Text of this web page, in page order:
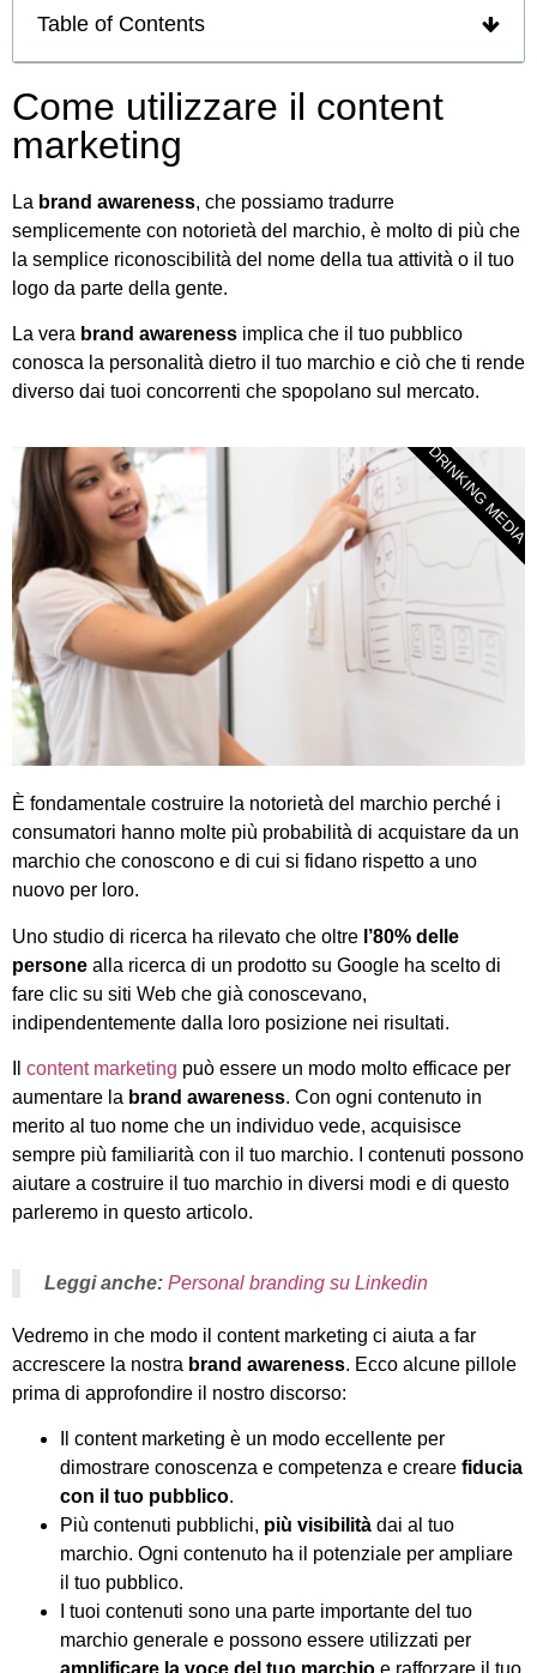
Table of Contents
Come utilizzare il content
marketing
La brand awareness, che possiamo tradurre
semplicemente con notorietà del marchio, è molto di più che
la semplice riconoscibilità del nome della tua attività o il tuo
logo da parte della gente.
La vera brand awareness implica che il tuo pubblico
conosca la personalità dietro il tuo marchio e ciò che ti rende
diverso dai tuoi concorrenti che spopolano sul mercato.
DRINKING MEDIA
È fondamentale costruire la notorietà del marchio perché i
consumatori hanno molte più probabilità di acquistare da un
marchio che conoscono e di cui si fidano rispetto a uno
nuovo per loro.
Uno studio di ricerca ha rilevato che oltre l’80% delle
persone alla ricerca di un prodotto su Google ha scelto di
fare clic su siti Web che già conoscevano,
indipendentemente dalla loro posizione nei risultati.
content marketing può essere un modo molto efficace per
aumentare la brand awareness. Con ogni contenuto in
merito al tuo nome che un individuo vede, acquisisce
sempre più familiarità con il tuo marchio. I contenuti possono
aiutare a costruire il tuo marchio in diversi modi e di questo
parleremo in questo articolo.
Leggi anche: Personal branding su Linkedin
Vedremo in che modo il content marketing ci aiuta a far
accrescere la nostra brand awareness. Ecco alcune pillole
prima di approfondire il nostro discorso:
Il content marketing è un modo eccellente per
dimostrare conoscenza e competenza e creare fiducia
con il tuo pubblico.
Più contenuti pubblichi, più visibilità dai al tuo
marchio. Ogni contenuto ha il potenziale per ampliare
il tuo pubblico.
I tuoi contenuti sono una parte importante del tuo
marchio generale e possono essere utilizzati per
amplificare la voce del tuo marchio e rafforzare il tuo